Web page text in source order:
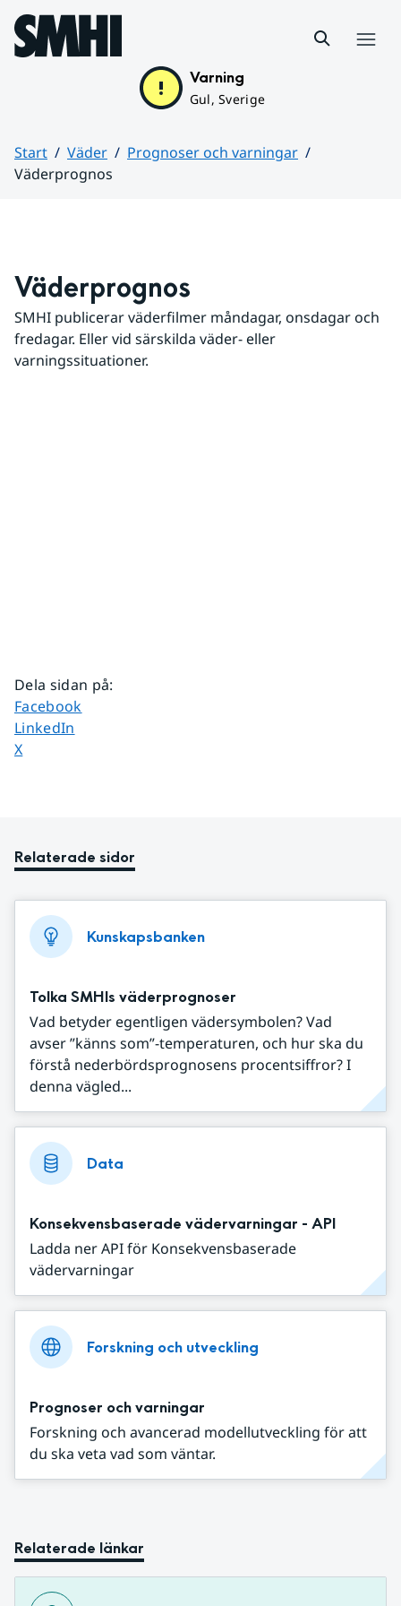
Hoppa till sidans innehåll
Varning
Gul, Sverige
Start Väder
Prognoser och varningar
Väderprognos
Väderprognos
SMHI publicerar väderfilmer måndagar, onsdagar och
fredagar. Eller vid särskilda väder- eller
varningssituationer.
Dela sidan på:
Dela sidan på
Facebook
Dela sidan på
LinkedIn
Dela sidan på
X
Relaterade sidor
Kunskapsbanken
Tolka SMHIs väderprognoser
Vad betyder egentligen vädersymbolen? Vad
avser ”känns som”-temperaturen, och hur ska du
förstå nederbördsprognosens procentsiffror? I
denna vägled...
Data
Konsekvensbaserade vädervarningar - API
Ladda ner API för Konsekvensbaserade
vädervarningar
Forskning och utveckling
Prognoser och varningar
Forskning och avancerad modellutveckling för att
du ska veta vad som väntar.
Relaterade länkar